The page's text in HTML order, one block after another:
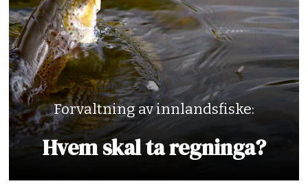
Forvaltning av innlandsfiske:
Hvem skal ta regninga?